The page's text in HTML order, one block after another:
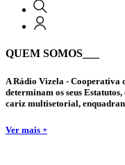
QUEM SOMOS
A Rádio Vizela - Cooperativa
determinam os seus
cariz multisetorial,
Ver mais +